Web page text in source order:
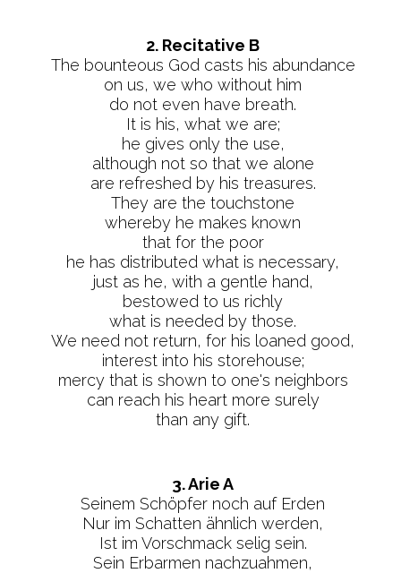
2. Recitative B
The bounteous God casts his abundance
on us, we who without him
do not even have breath.
It is his, what we are;
he gives only the use,
although not so that we alone
are refreshed by his treasures.
They are the touchstone
whereby he makes known
that for the poor
he has distributed what is necessary,
just as he, with a gentle hand,
bestowed to us richly
what is needed by those.
We need not return, for his loaned good,
interest into his storehouse;
mercy that is shown to one's neighbors
can reach his heart more surely
than any gift.
3. Arie A
Seinem Schöpfer noch auf Erden
Nur im Schatten ähnlich werden,
Ist im Vorschmack selig sein.
Sein Erbarmen nachzuahmen,